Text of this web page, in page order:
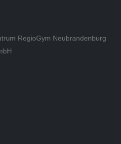
RegioGym Neubrandenburg